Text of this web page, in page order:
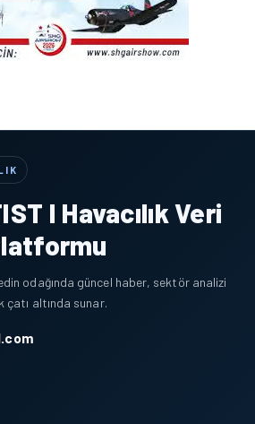
I Havacılık Veri
odağında güncel haber, sektör analizi
çatı altında sunar.